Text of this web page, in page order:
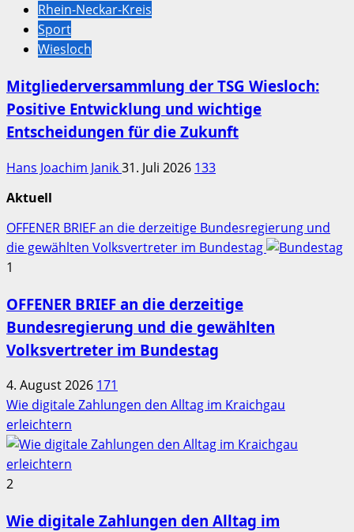
Rhein-Neckar-Kreis
Sport
Wiesloch
Mitgliederversammlung der TSG Wiesloch:
Positive Entwicklung und wichtige
Entscheidungen für die Zukunft
Hans Joachim Janik31. Juli 2026 133
Aktuell
OFFENER BRIEF an die derzeitige Bundesregierung und
die gewählten Volksvertreter im Bundestag
1
OFFENER BRIEF an die derzeitige
Bundesregierung und die gewählten
Volksvertreter im Bundestag
4. August 2026 171
Wie digitale Zahlungen den Alltag im Kraichgau
erleichtern
2
Wie digitale Zahlungen den Alltag im